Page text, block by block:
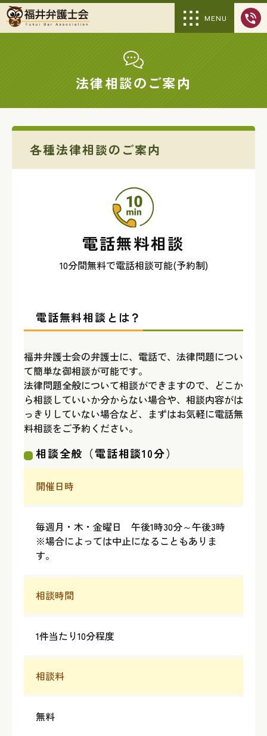
MENU
法律相談のご案内
各種法律相談のご案内
電話無料相談
10分間無料で電話相談可能(予約制)
電話無料相談とは？
福井弁護士会の弁護士に、電話で、法律問題につい
て簡単な御相談が可能です。
法律問題全般について相談ができますので、どこか
ら相談していいか分からない場合や、相談内容がは
っきりしていない場合など、まずはお気軽に電話無
料相談をご予約ください。
相談全般（電話相談10分）
開催日時
毎週月・木・金曜日 午後1時30分～午後3時
※場合によっては中止になることもありま
す。
相談時間
1件当たり10分程度
相談料
無料